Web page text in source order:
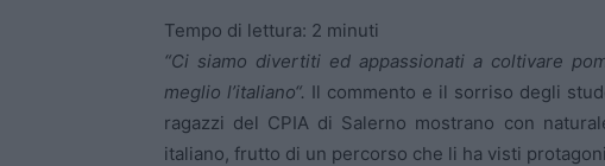
Tempo di lettura: 2 minuti
“Ci siamo divertiti ed appassionati a coltivare
meglio l’italiano“. Il commento e il sorriso degli
ragazzi del CPIA di Salerno mostrano con
italiano, frutto di un percorso che li ha visti